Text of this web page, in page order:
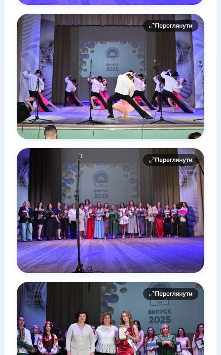
Переглянути
Переглянути
Переглянути